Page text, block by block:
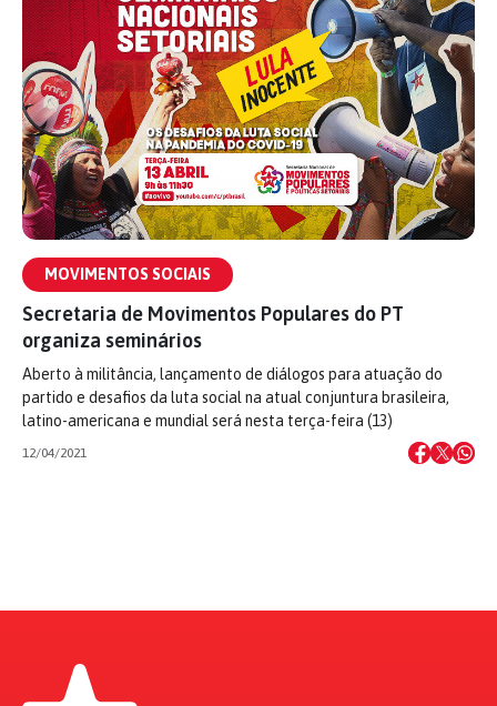
MOVIMENTOS SOCIAIS
Secretaria de Movimentos Populares do PT
organiza seminários
Aberto à militância, lançamento de diálogos para atuação do
partido e desafios da luta social na atual conjuntura brasileira,
latino-americana e mundial será nesta terça-feira (13)
12/04/2021